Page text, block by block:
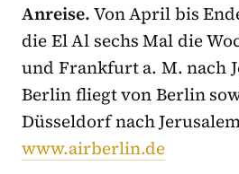
Anreise.Von April bis
die El Al sechs Mal die
und Frankfurt a. M. nach
Berlin fliegt von Berlin
Düsseldorf nach
www.airberlin.de